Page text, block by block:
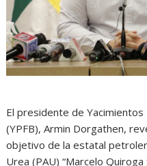
El presidente de
(YPFB), Armin Dorgathen,
objetivo de la estatal
Urea (PAU) “Marcelo Quiroga